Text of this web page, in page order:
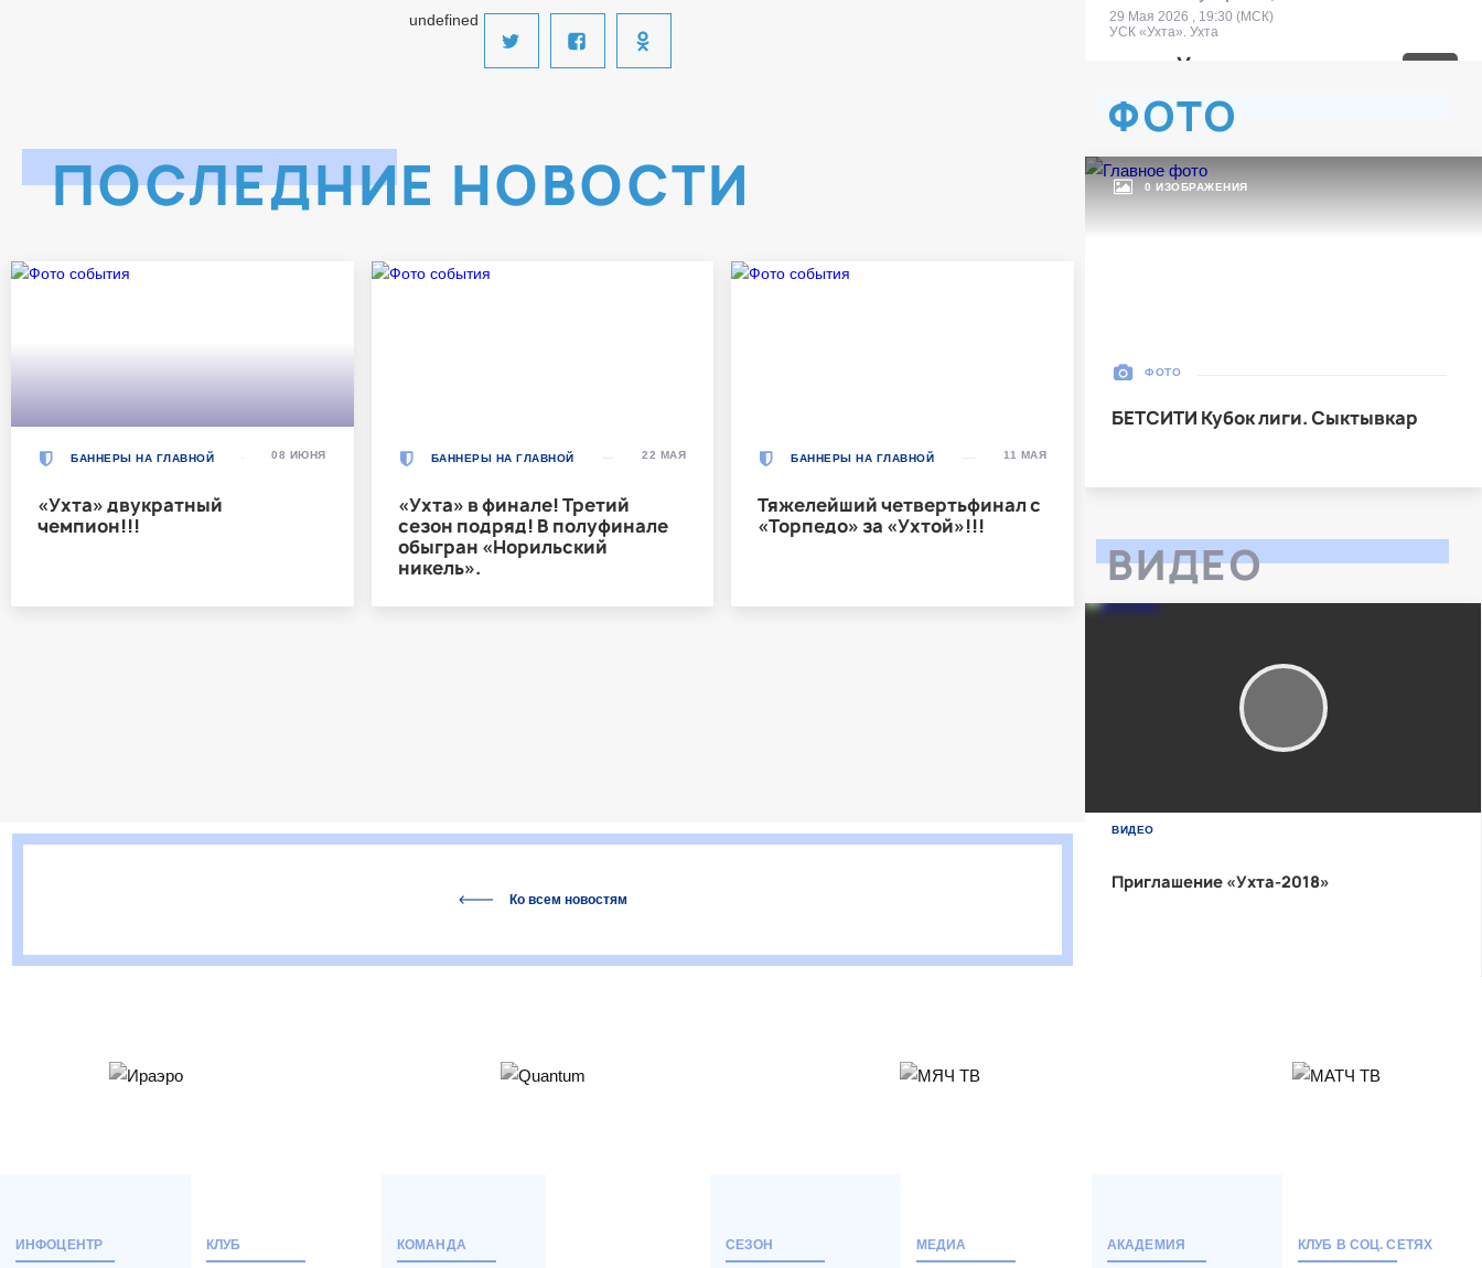
undefined
ПОСЛЕДНИЕ НОВОСТИ
БАННЕРЫ НА ГЛАВНОЙ
«Ухта» двукратный
чемпион!!!
08 ИЮНЯ БАННЕРЫ НА ГЛАВНОЙ
«Ухта» в финале! Третий
сезон подряд! В полуфинале
обыгран «Норильский
никель».
22 МАЯ БАННЕРЫ НА ГЛАВНОЙ
Тяжелейший четвертьфинал с
«Торпедо» за «Ухтой»!!!
11 МАЯ
Ко всем новостям
29 Мая 2026 , 19:30 (МСК)
УСК «Ухта». Ухта
Ухта
Тюмень 3
Ухта
Тюмень 1
БЕТСИТИ Суперлига, Финал
03 Июня 2026 , 17:00 (МСК)
«Центральный». Тюмень
БЕТСИТИ Суперлига, Финал
Тюмень
ФОТО
0 ИЗОБРАЖЕНИЯ
ФОТО
БЕТСИТИ Кубок лиги. Сыктывкар
ВИДЕО
ВИДЕО
Приглашение «Ухта-2018»
ИНФОЦЕНТР КЛУБ КОМАНДА СЕЗОН МЕДИА АКАДЕМИЯ КЛУБ В СОЦ. СЕТЯХ